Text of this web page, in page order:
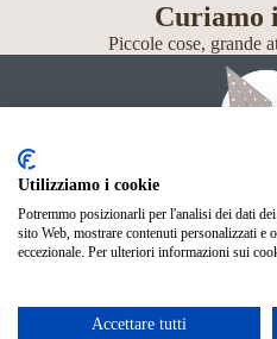
Curiamo
Piccole cose, grande
Giochi
Neonato
Shop Online
© Mille Gru di Sofia Calore.
Utilizziamo i cookie
Potremmo posizionarli per l'analisi dei dati
sito Web, mostrare contenuti personalizzati e
eccezionale. Per ulteriori informazioni sui
Accettare tutti